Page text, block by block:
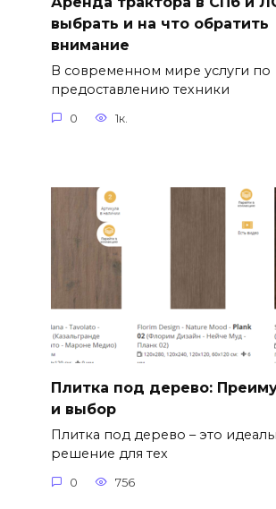
выбрать и на что обратить
внимание
В современном мире услуги по
предоставлению техники
0 1к.
Плитка под дерево:
и выбор
Плитка под дерево – это
решение для тех
0 756